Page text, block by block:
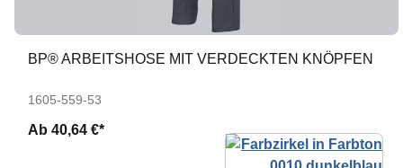
BP® ARBEITSHOSE MIT VERDECKTEN KNÖPFEN
1605-559-53
Ab 40,64 €*